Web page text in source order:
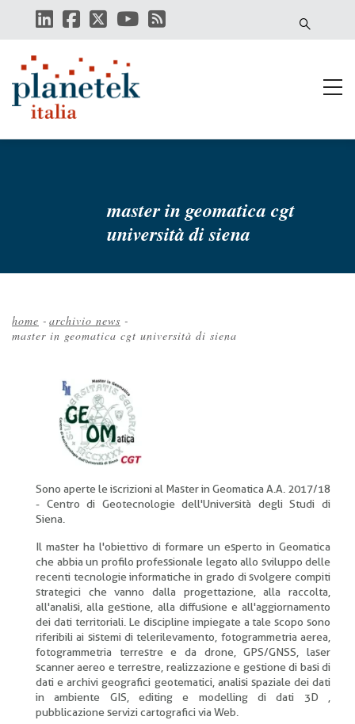
contenuto
master in geomatica cgt
università di siena
Briciole
home - archivio news -
master in geomatica cgt università di siena
Sono aperte le iscrizioni al Master in Geomatica A.A. 2017/18
- Centro di Geotecnologie dell'Università degli Studi di
Siena.
Il master ha l'obiettivo di formare un esperto in Geomatica
che abbia un profilo professionale legato allo sviluppo delle
recenti tecnologie informatiche in grado di svolgere compiti
strategici che vanno dalla progettazione, alla raccolta,
all'analisi, alla gestione, alla diffusione e all'aggiornamento
dei dati territoriali. Le discipline impiegate a tale scopo sono
riferibili ai sistemi di telerilevamento, fotogrammetria aerea,
fotogrammetria terrestre e da drone, GPS/GNSS, laser
scanner aereo e terrestre, realizzazione e gestione di basi di
dati e archivi geografici geotematici, analisi spaziale dei dati
in ambiente GIS, editing e modelling di dati 3D ,
pubblicazione servizi cartografici via Web.